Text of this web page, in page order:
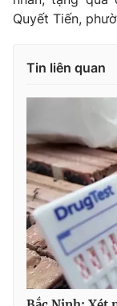
Quyết Tiến,
Tin liên quan